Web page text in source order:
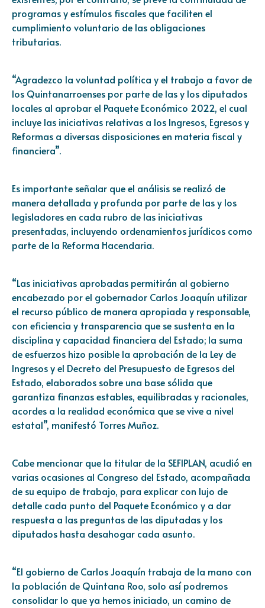
programas y estímulos fiscales que faciliten el
cumplimiento voluntario de las obligaciones
tributarias.
“Agradezco la voluntad política y el trabajo a favor de
los Quintanarroenses por parte de las y los diputados
locales al aprobar el Paquete Económico 2022, el cual
incluye las iniciativas relativas a los Ingresos, Egresos y
Reformas a diversas disposiciones en materia fiscal y
financiera”.
Es importante señalar que el análisis se realizó de
manera detallada y profunda por parte de las y los
legisladores en cada rubro de las iniciativas
presentadas, incluyendo ordenamientos jurídicos como
parte de la Reforma Hacendaria.
“Las iniciativas aprobadas permitirán al gobierno
encabezado por el gobernador Carlos Joaquín utilizar
el recurso público de manera apropiada y responsable,
con eficiencia y transparencia que se sustenta en la
disciplina y capacidad financiera del Estado; la suma
de esfuerzos hizo posible la aprobación de la Ley de
Ingresos y el Decreto del Presupuesto de Egresos del
Estado, elaborados sobre una base sólida que
garantiza finanzas estables, equilibradas y racionales,
acordes a la realidad económica que se vive a nivel
estatal”, manifestó Torres Muñoz.
Cabe mencionar que la titular de la SEFIPLAN, acudió en
varias ocasiones al Congreso del Estado, acompañada
de su equipo de trabajo, para explicar con lujo de
detalle cada punto del Paquete Económico y a dar
respuesta a las preguntas de las diputadas y los
diputados hasta desahogar cada asunto.
“El gobierno de Carlos Joaquín trabaja de la mano con
la población de Quintana Roo, solo así podremos
consolidar lo que ya hemos iniciado, un camino de